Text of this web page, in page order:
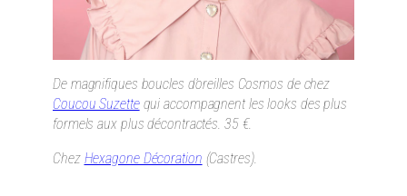
De magnifiques boucles d’oreilles Cosmos de chez
Coucou Suzettequi accompagnent les looks des plus
formels aux plus décontractés. 35 €.
Chez Hexagone Décoration (Castres).